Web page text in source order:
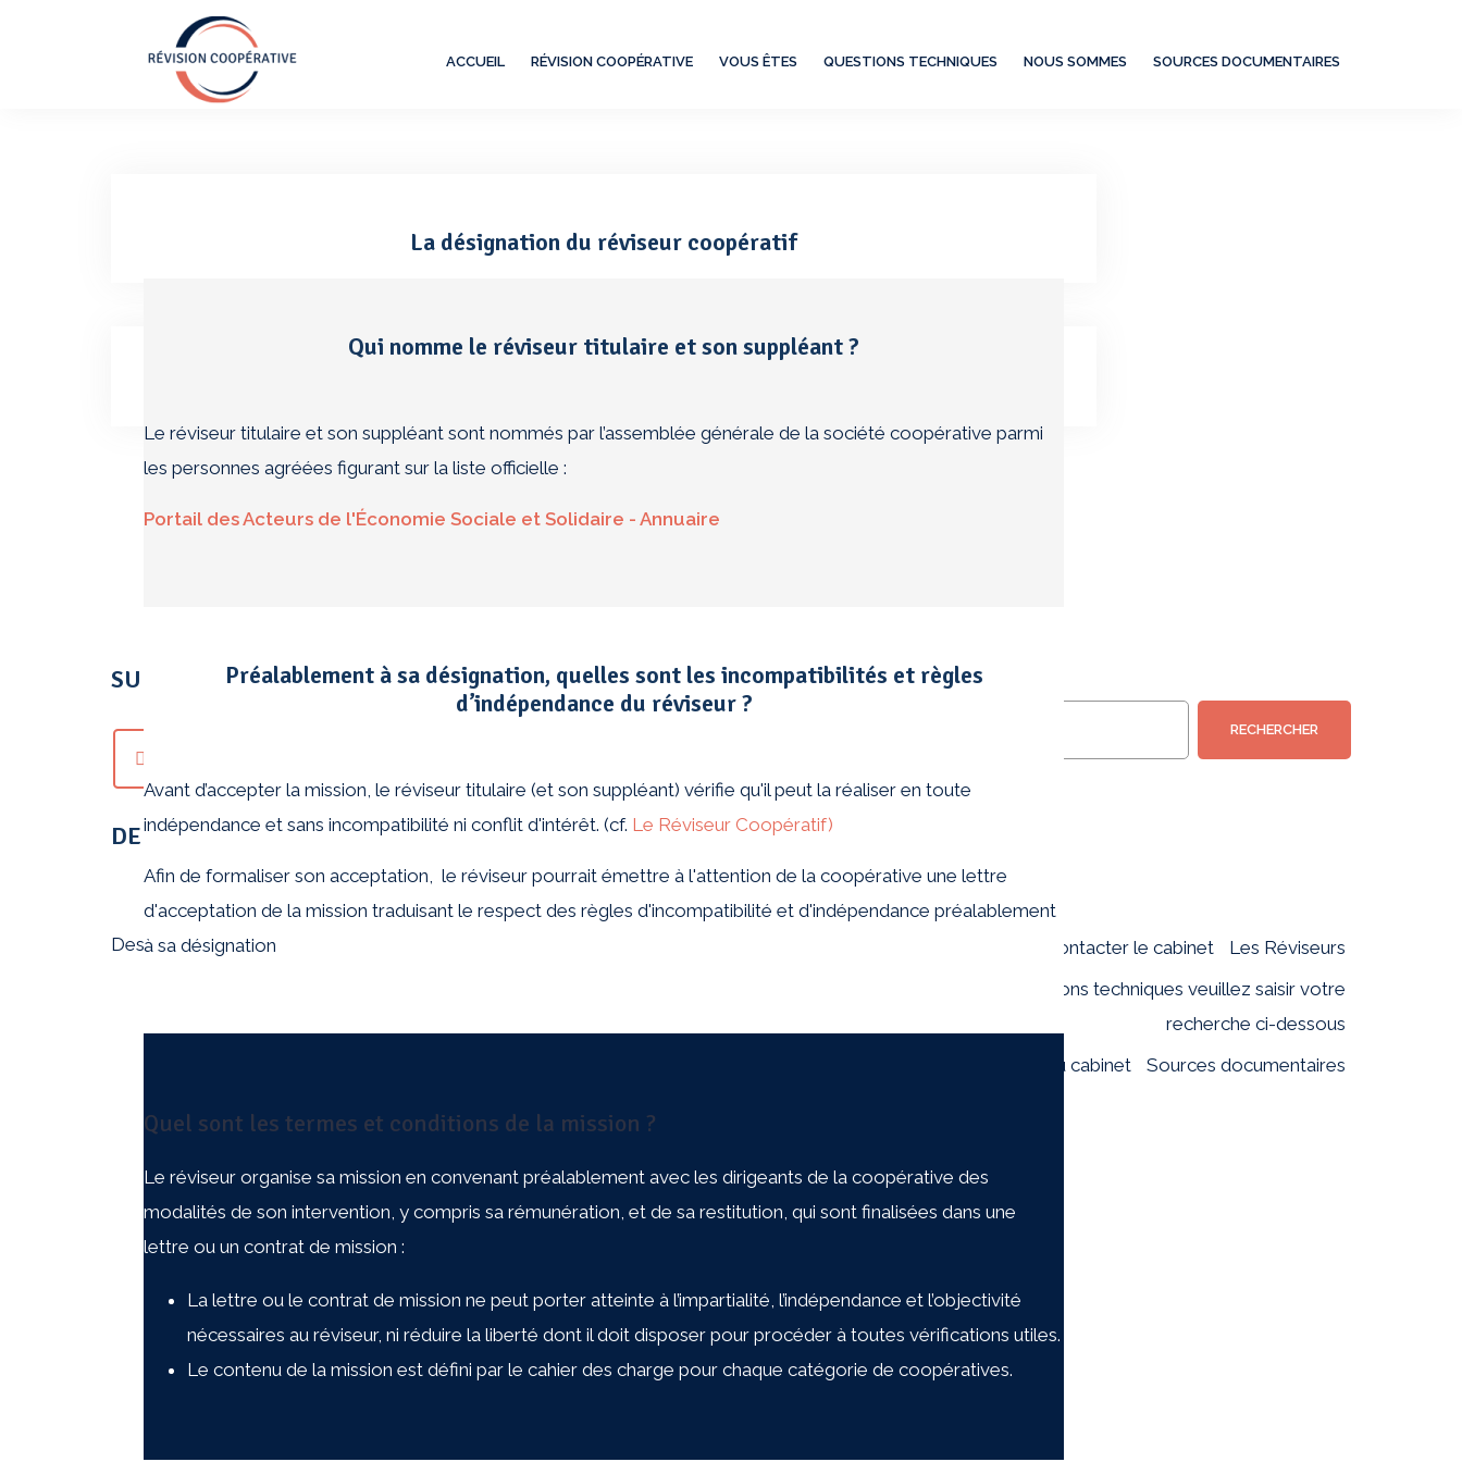
ACCUEIL RÉVISION COOPÉRATIVE VOUS ÊTES QUESTIONS TECHNIQUES NOUS SOMMES SOURCES DOCUMENTAIRES
La désignation du réviseur coopératif
Qui nomme le réviseur titulaire et son suppléant ?
Le réviseur titulaire et son suppléant sont nommés par l’assemblée générale de la société coopérative parmi
les personnes agréées figurant sur la liste officielle :
Portail des Acteurs de l'Économie Sociale et Solidaire - Annuaire
Préalablement à sa désignation, quelles sont les incompatibilités et règles
d’indépendance du réviseur ?
Avant d’accepter la mission, le réviseur titulaire (et son suppléant) vérifie qu'il peut la réaliser en toute
indépendance et sans incompatibilité ni conflit d'intérêt. (cf. Le Réviseur Coopératif)
Afin de formaliser son acceptation, le réviseur pourrait émettre à l'attention de la coopérative une lettre
d'acceptation de la mission traduisant le respect des règles d'incompatibilité et d'indépendance préalablement
à sa désignation
Quel sont les termes et conditions de la mission ?
Le réviseur organise sa mission en convenant préalablement avec les dirigeants de la coopérative des
modalités de son intervention, y compris sa rémunération, et de sa restitution, qui sont finalisées dans une
lettre ou un contrat de mission :
La lettre ou le contrat de mission ne peut porter atteinte à l’impartialité, l’indépendance et l’objectivité
nécessaires au réviseur, ni réduire la liberté dont il doit disposer pour procéder à toutes vérifications utiles.
Le contenu de la mission est défini par le cahier des charge pour chaque catégorie de coopératives.
de
l’article
SUIVEZ-NOUS PARTOUT..
DERNIERS COMMENTAIRES
Rechercher
RECHERCHER
Design by :Serguei Tchepik Contacter le cabinet
Les Réviseurs
Pour consulter d’autres questions techniques veuillez saisir votre
recherche ci-dessous
Présentation du cabinet
Sources documentaires